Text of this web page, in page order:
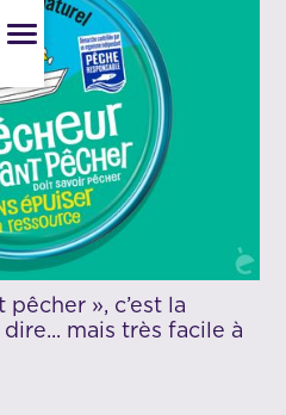
», c’est la
mais très facile à